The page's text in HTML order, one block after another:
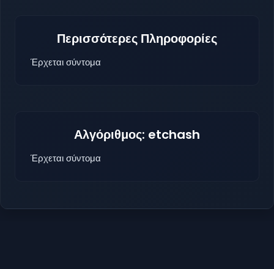
Περισσότερες Πληροφορίες
Έρχεται σύντομα
Αλγόριθμος: etchash
Έρχεται σύντομα